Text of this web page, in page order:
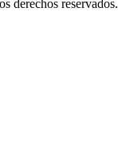
derechos reservados.